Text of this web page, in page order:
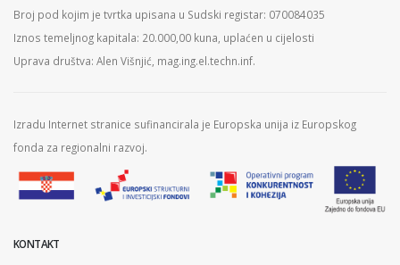
Broj pod kojim je tvrtka upisana u Sudski registar: 070084035
Iznos temeljnog kapitala: 20.000,00 kuna, uplaćen u cijelosti
Uprava društva: Alen Višnjić, mag.ing.el.techn.inf.
Izradu Internet stranice sufinancirala je Europska unija iz Europskog
fonda za regionalni razvoj.
KONTAKT